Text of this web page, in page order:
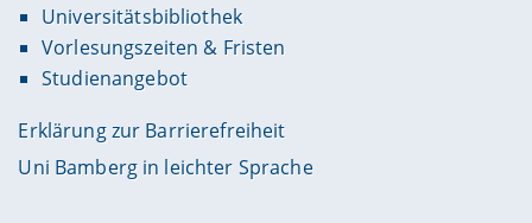
Universitätsbibliothek
Vorlesungszeiten & Fristen
Studienangebot
Erklärung zur Barrierefreiheit
Uni Bamberg in leichter Sprache